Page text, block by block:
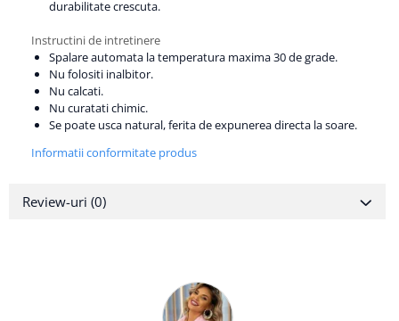
durabilitate crescuta.
Instructini de intretinere
Spalare automata la temperatura maxima 30 de grade.
Nu folositi inalbitor.
Nu calcati.
Nu curatati chimic.
Se poate usca natural, ferita de expunerea directa la soare.
Informatii conformitate produs
Review-uri (0)